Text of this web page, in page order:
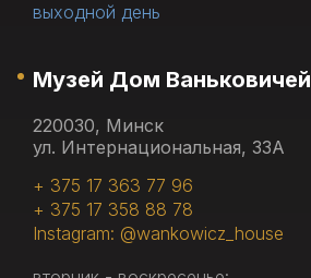
выходной день
Музей Дом Ваньковичей
220030, Минск
ул. Интернациональная, 33А
+ 375 17 363 77 96
+ 375 17 358 88 78
Instagram: @wankowicz_house